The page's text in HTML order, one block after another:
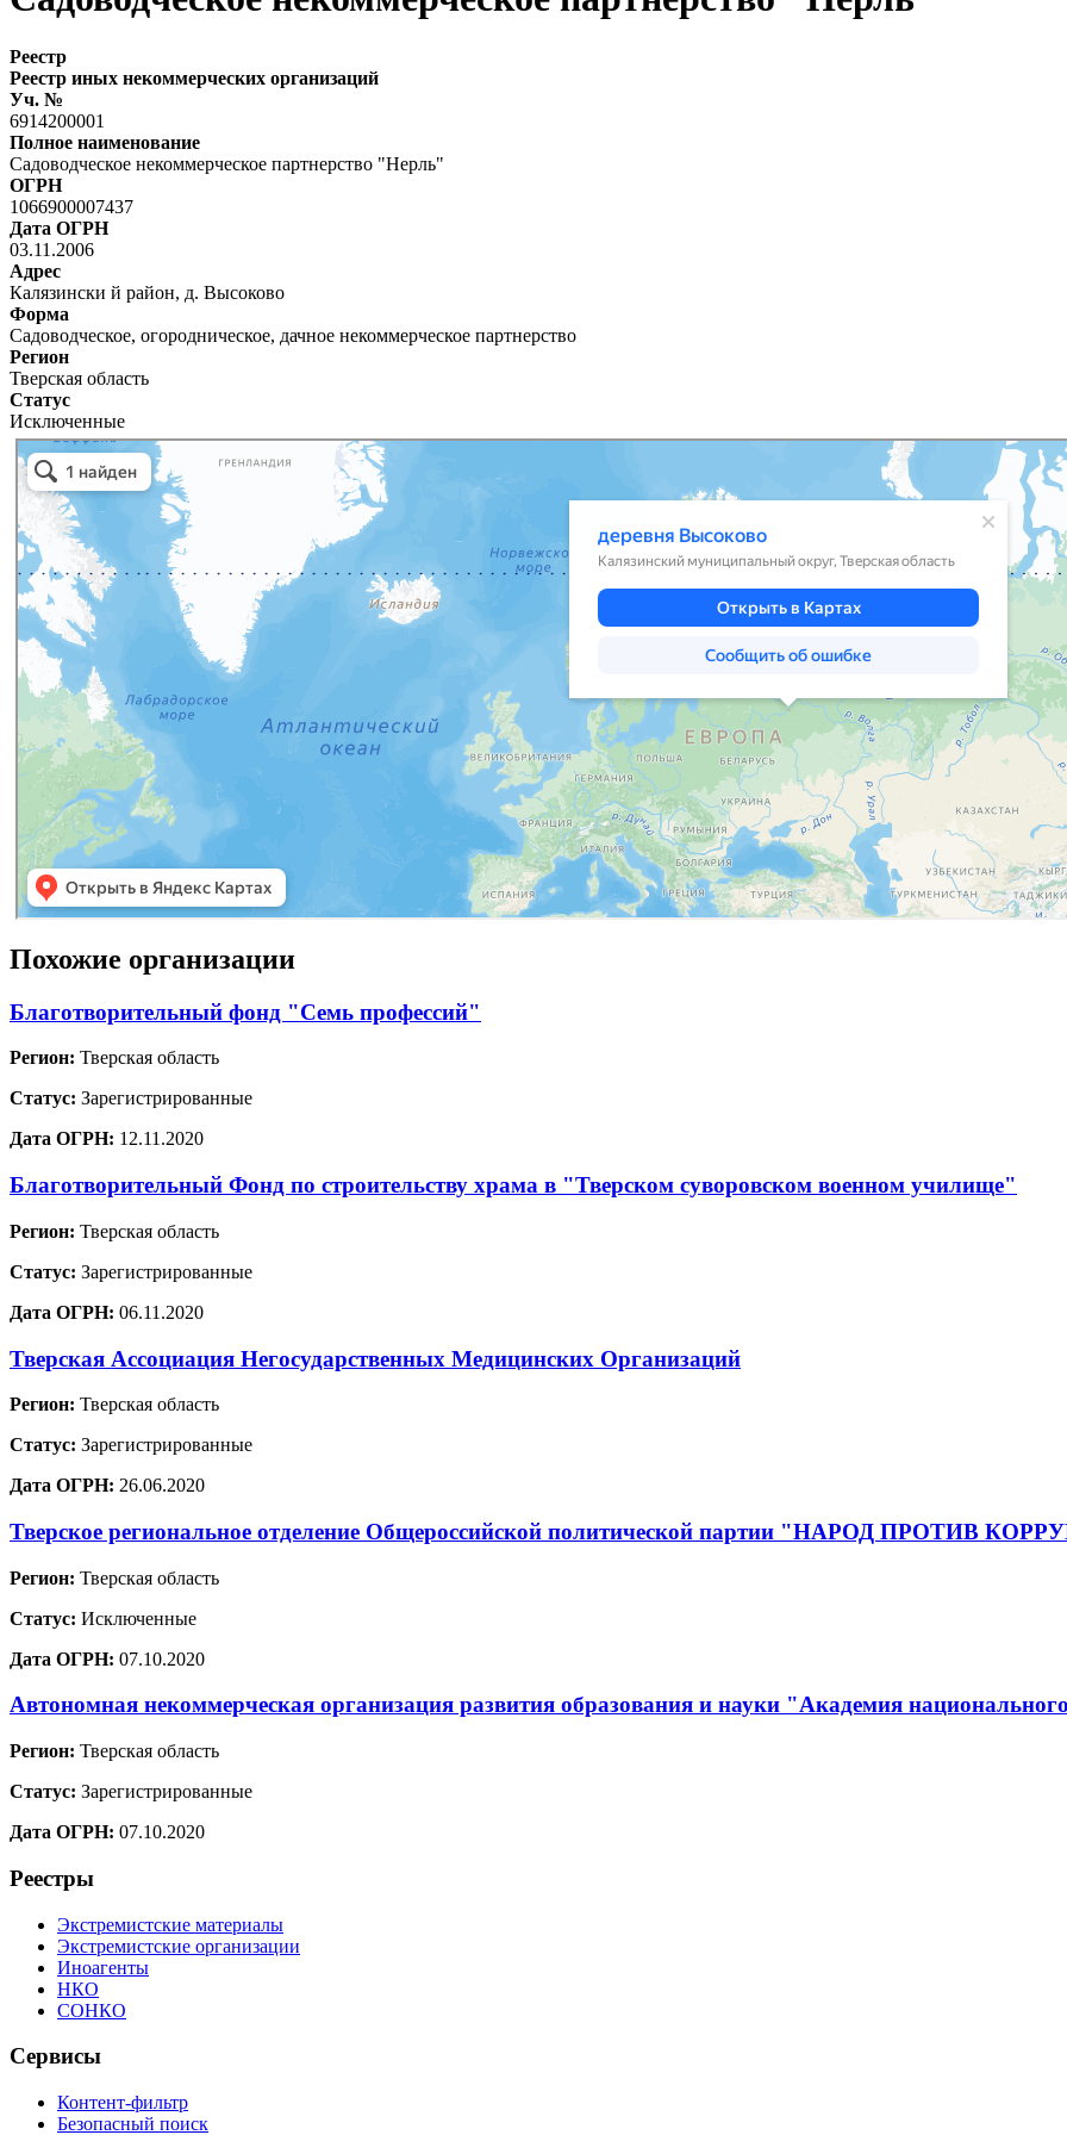
Реестр
Реестр иных некоммерческих организаций
Уч. №
6914200001
Полное наименование
Садоводческое некоммерческое партнерство "Нерль"
ОГРН
1066900007437
Дата ОГРН
03.11.2006
Адрес
Калязински й район, д. Высоково
Форма
Садоводческое, огородническое, дачное некоммерческое партнерство
Регион
Тверская область
Статус
Исключенные
Похожие организации
Благотворительный фонд "Семь профессий"
Регион: Тверская область
Статус: Зарегистрированные
Дата ОГРН: 12.11.2020
Благотворительный Фонд по строительству храма в "Тверском суворовском военном училище"
Регион: Тверская область
Статус: Зарегистрированные
Дата ОГРН: 06.11.2020
Тверская Ассоциация Негосударственных Медицинских Организаций
Регион: Тверская область
Статус: Зарегистрированные
Дата ОГРН: 26.06.2020
Тверское региональное отделение Общероссийской политической партии "НАРОД ПРОТИВ
Регион: Тверская область
Статус: Исключенные
Дата ОГРН: 07.10.2020
Автономная некоммерческая организация развития образования и науки "Академия
Регион: Тверская область
Статус: Зарегистрированные
Дата ОГРН: 07.10.2020
Реестры
Экстремистские материалы
Экстремистские организации
Иноагенты
НКО
СОНКО
Сервисы
Контент-фильтр
Безопасный поиск